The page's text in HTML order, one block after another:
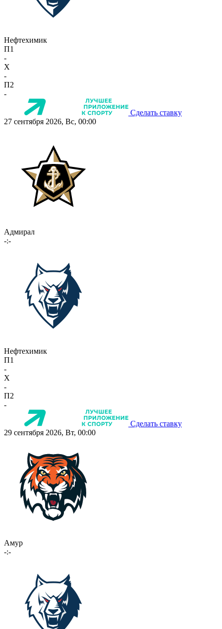
Нефтехимик
П1
-
X
-
П2
-
Сделать ставку
27 сентября 2026, Вс, 00:00
Адмирал
-:-
Нефтехимик
П1
-
X
-
П2
-
Сделать ставку
29 сентября 2026, Вт, 00:00
Амур
-:-